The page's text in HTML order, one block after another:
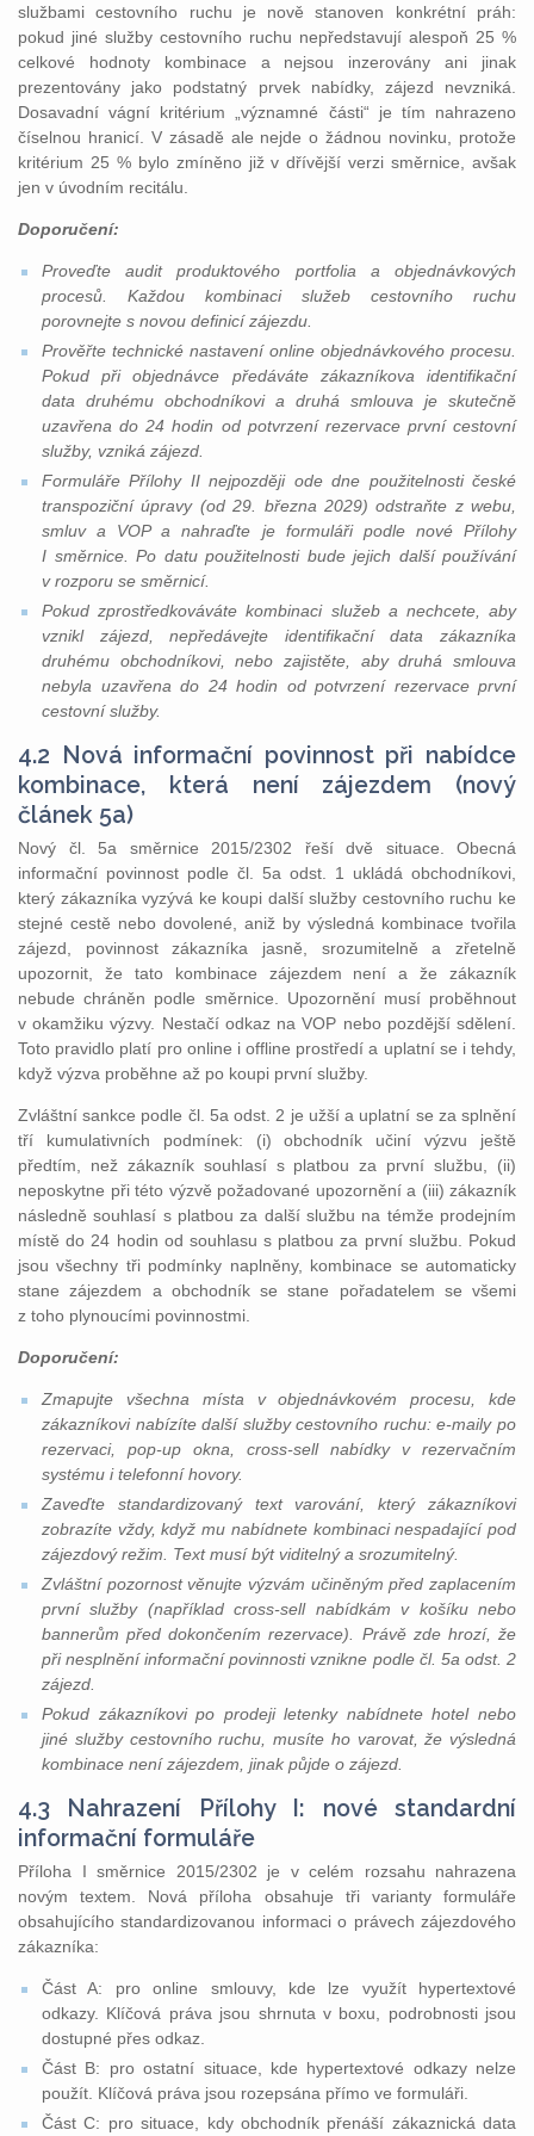
službami cestovního ruchu je nově stanoven konkrétní práh:
pokud jiné služby cestovního ruchu nepředstavují alespoň 25 %
celkové hodnoty kombinace a nejsou inzerovány ani jinak
prezentovány jako podstatný prvek nabídky, zájezd nevzniká.
Dosavadní vágní kritérium „významné části“ je tím nahrazeno
číselnou hranicí. V zásadě ale nejde o žádnou novinku, protože
kritérium 25 % bylo zmíněno již v dřívější verzi směrnice, avšak
jen v úvodním recitálu.
Doporučení:
Proveďte audit produktového portfolia a objednávkových
procesů. Každou kombinaci služeb cestovního ruchu
porovnejte s novou definicí zájezdu.
Prověřte technické nastavení online objednávkového procesu.
Pokud při objednávce předáváte zákazníkova identifikační
data druhému obchodníkovi a druhá smlouva je skutečně
uzavřena do 24 hodin od potvrzení rezervace první cestovní
služby, vzniká zájezd.
Formuláře Přílohy II nejpozději ode dne použitelnosti české
transpoziční úpravy (od 29. března 2029) odstraňte z webu,
smluv a VOP a nahraďte je formuláři podle nové Přílohy
I směrnice. Po datu použitelnosti bude jejich další používání
v rozporu se směrnicí.
Pokud zprostředkováváte kombinaci služeb a nechcete, aby
vznikl zájezd, nepředávejte identifikační data zákazníka
druhému obchodníkovi, nebo zajistěte, aby druhá smlouva
nebyla uzavřena do 24 hodin od potvrzení rezervace první
cestovní služby.
4.2 Nová informační povinnost při nabídce
kombinace, která není zájezdem (nový
článek 5a)
Nový čl. 5a směrnice 2015/2302 řeší dvě situace. Obecná
informační povinnost podle čl. 5a odst. 1 ukládá obchodníkovi,
který zákazníka vyzývá ke koupi další služby cestovního ruchu ke
stejné cestě nebo dovolené, aniž by výsledná kombinace tvořila
zájezd, povinnost zákazníka jasně, srozumitelně a zřetelně
upozornit, že tato kombinace zájezdem není a že zákazník
nebude chráněn podle směrnice. Upozornění musí proběhnout
v okamžiku výzvy. Nestačí odkaz na VOP nebo pozdější sdělení.
Toto pravidlo platí pro online i offline prostředí a uplatní se i tehdy,
když výzva proběhne až po koupi první služby.
Zvláštní sankce podle čl. 5a odst. 2 je užší a uplatní se za splnění
tří kumulativních podmínek: (i) obchodník učiní výzvu ještě
předtím, než zákazník souhlasí s platbou za první službu, (ii)
neposkytne při této výzvě požadované upozornění a (iii) zákazník
následně souhlasí s platbou za další službu na témže prodejním
místě do 24 hodin od souhlasu s platbou za první službu. Pokud
jsou všechny tři podmínky naplněny, kombinace se automaticky
stane zájezdem a obchodník se stane pořadatelem se všemi
z toho plynoucími povinnostmi.
Doporučení:
Zmapujte všechna místa v objednávkovém procesu, kde
zákazníkovi nabízíte další služby cestovního ruchu: e-maily po
rezervaci, pop-up okna, cross-sell nabídky v rezervačním
systému i telefonní hovory.
Zaveďte standardizovaný text varování, který zákazníkovi
zobrazíte vždy, když mu nabídnete kombinaci nespadající pod
zájezdový režim. Text musí být viditelný a srozumitelný.
Zvláštní pozornost věnujte výzvám učiněným před zaplacením
první služby (například cross-sell nabídkám v košíku nebo
bannerům před dokončením rezervace). Právě zde hrozí, že
při nesplnění informační povinnosti vznikne podle čl. 5a odst. 2
zájezd.
Pokud zákazníkovi po prodeji letenky nabídnete hotel nebo
jiné služby cestovního ruchu, musíte ho varovat, že výsledná
kombinace není zájezdem, jinak půjde o zájezd.
4.3 Nahrazení Přílohy I: nové standardní
informační formuláře
Příloha I směrnice 2015/2302 je v celém rozsahu nahrazena
novým textem. Nová příloha obsahuje tři varianty formuláře
obsahujícího standardizovanou informaci o právech zájezdového
zákazníka:
Část A: pro online smlouvy, kde lze využít hypertextové
odkazy. Klíčová práva jsou shrnuta v boxu, podrobnosti jsou
dostupné přes odkaz.
Část B: pro ostatní situace, kde hypertextové odkazy nelze
použít. Klíčová práva jsou rozepsána přímo ve formuláři.
Část C: pro situace, kdy obchodník přenáší zákaznická data